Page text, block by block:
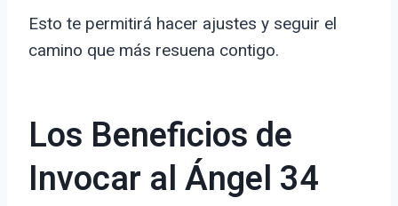
Esto te permitirá hacer ajustes y seguir el
camino que más resuena contigo.
Los Beneficios de
Invocar al Ángel 34